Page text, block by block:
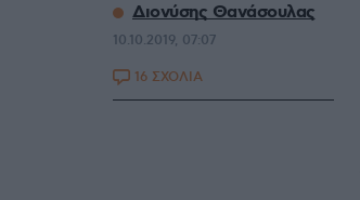
Διονύσης Θανάσουλας
10.10.2019, 07:07
16 ΣΧΟΛΙΑ